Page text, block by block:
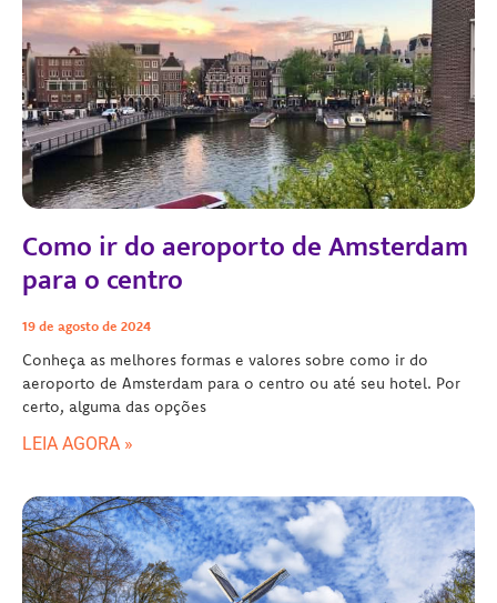
Como ir do aeroporto de Amsterdam
para o centro
19 de agosto de 2024
Conheça as melhores formas e valores sobre como ir do
aeroporto de Amsterdam para o centro ou até seu hotel. Por
certo, alguma das opções
LEIA AGORA »